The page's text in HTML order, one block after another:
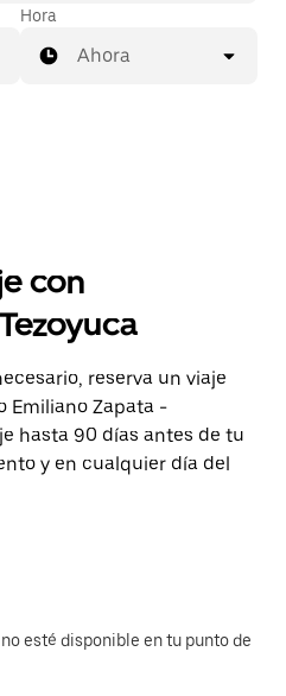
Hora
Ahora
con
reserva un viaje
Emiliano Zapata -
hasta 90 días antes de tu
y en cualquier día del
esté disponible en tu punto de